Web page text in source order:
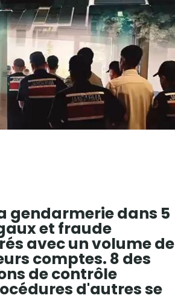
gendarmerie dans 5
et fraude
avec un volume de
comptes. 8 des
de contrôle
d'autres se